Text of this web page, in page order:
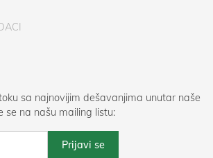
sa najnovijim dešavanjima unutar naše
se na našu mailing listu: